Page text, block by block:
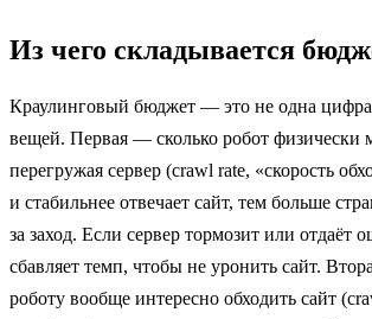
Из чего складывается
Краулинговый бюджет — это не одна
вещей. Первая — сколько робот физически
перегружая сервер (crawl rate, «скорость
и стабильнее отвечает сайт, тем больше
за заход. Если сервер тормозит или отдаёт
сбавляет темп, чтобы не уронить сайт.
роботу вообще интересно обходить сайт